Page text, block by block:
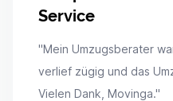
Service
"Mein Umzugsberater
verlief zügig und das
Vielen Dank, Movinga."